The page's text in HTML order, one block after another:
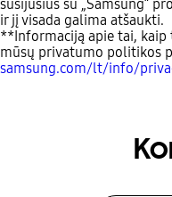
susijusius su „Samsung“
ir jį visada galima atšaukti.
**Informaciją apie tai,
mūsų privatumo politikos
samsung.com/lt/info/